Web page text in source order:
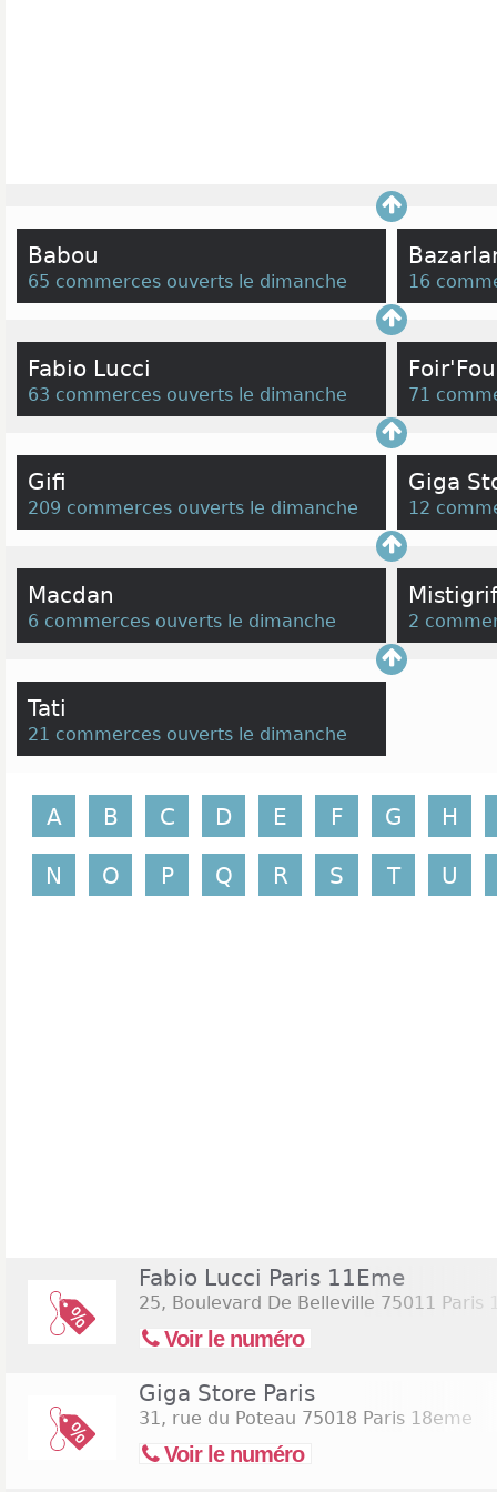
Babou
65 commerces ouverts le dimanche 16
Fabio Lucci
63 commerces ouverts le dimanche 71
Gifi
209 commerces ouverts le dimanche
Giga
12
Macdan
6 commerces ouverts le dimanche 2
Tati
21 commerces ouverts le dimanche
A B C D E F G H
N O P Q R S T U
Fabio Lucci Paris 11Eme
25, Boulevard De Belleville 75011 Paris
Voir le numéro
Giga Store Paris
31, rue du Poteau 75018 Paris 18eme
Voir le numéro